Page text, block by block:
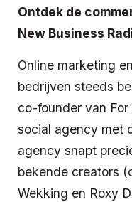
Ontdek de
New Business
Online marketing
bedrijven steeds
co-founder van
social agency met
agency snapt
bekende creators
Wekking en Roxy